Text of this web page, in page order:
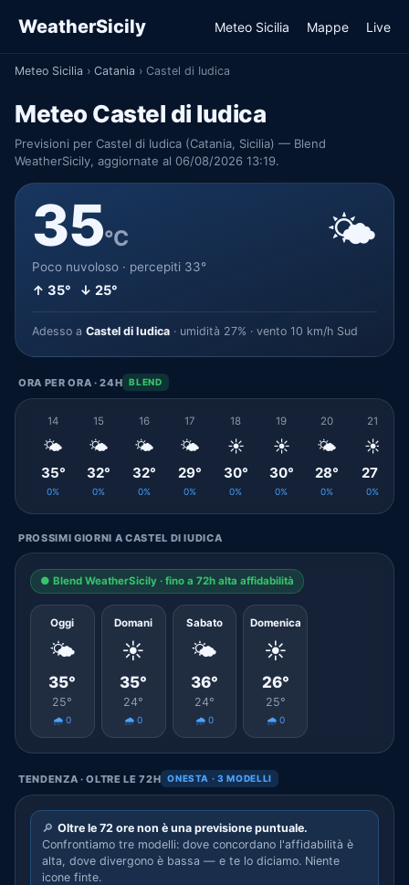
WeatherSicily Meteo Sicilia Mappe Live
Meteo Sicilia › Catania › Castel di Iudica
Meteo Castel di Iudica
Previsioni per Castel di Iudica (Catania, Sicilia) — Blend
WeatherSicily, aggiornate al 06/08/2026 13:19.
35°C
Poco nuvoloso · percepiti 33°
↑ 35° ↓ 25°
🌤️
Adesso a Castel di Iudica · umidità 27% · vento 10 km/h Sud
ORA PER ORA · 24H BLEND
14
🌤️
35°
0%
15
🌤️
32°
0%
16
🌤️
32°
0%
17
🌤️
29°
0%
18
☀️
30°
0%
19
☀️
30°
0%
20
🌤️
28°
0%
21
☀️
27°
0%
PROSSIMI GIORNI A CASTEL DI IUDICA
● Blend WeatherSicily · fino a 72h alta affidabilità
Oggi
🌤️
35°
25°
🌧️ 0
Domani
☀️
35°
24°
🌧️ 0
Sabato
🌤️
36°
24°
🌧️ 0
Domenica
☀️
26°
25°
🌧️ 0
TENDENZA · OLTRE LE 72H ONESTA · 3 MODELLI
🔎 Oltre le 72 ore non è una previsione puntuale.
Confrontiamo tre modelli: dove concordano l'affidabilità è
alta, dove divergono è bassa — e te lo diciamo. Niente
icone finte.